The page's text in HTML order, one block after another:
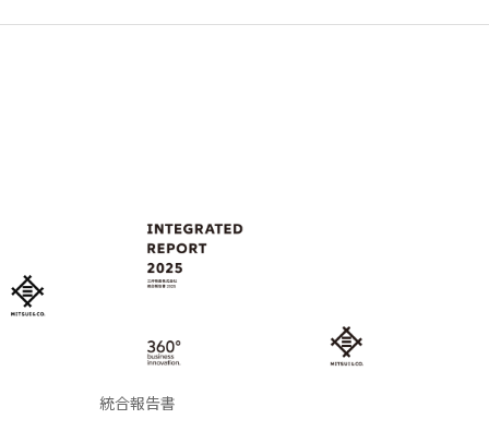
統合報告書